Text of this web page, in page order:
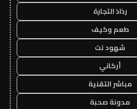
رذاذ التجارة
طعم وكيف
شهود نت
أركاني
مباشر التقنية
مدونة صحبة